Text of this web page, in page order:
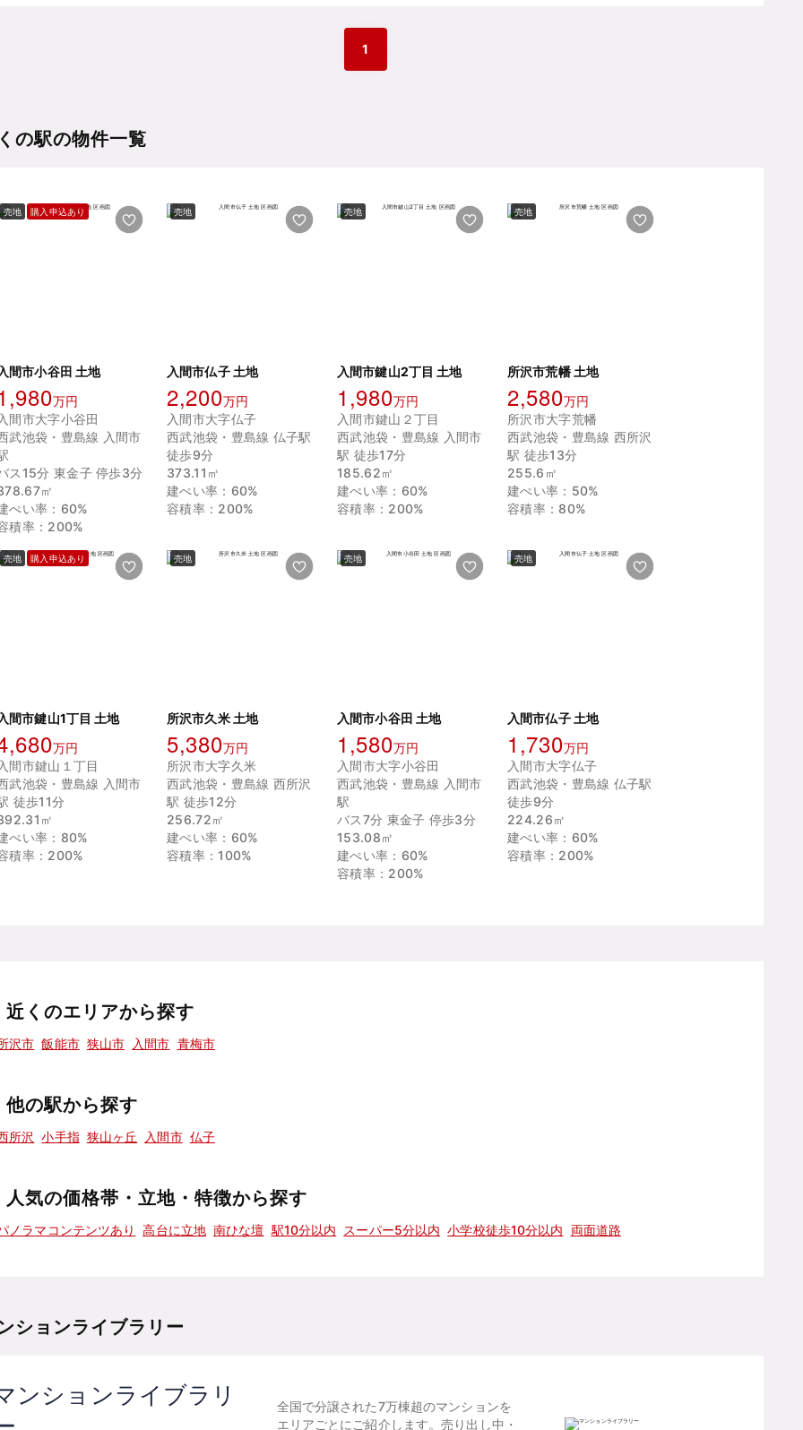
1
の駅の物件一覧
売地 購入申込あり
間市小谷田 土地
万円
間市大字小谷田
武池袋・豊島線 入間市
ス15分 東金子 停歩3分
㎡
ぺい率：60%
積率：200%
売地
入間市仏子 土地
2,200万円
入間市大字仏子
西武池袋・豊島線 仏子駅
徒歩9分
373.11㎡
建ぺい率：60%
容積率：200%
売地
入間市鍵山2丁目 土地
1,980万円
入間市鍵山２丁目
西武池袋・豊島線 入間市
駅 徒歩17分
185.62㎡
建ぺい率：60%
容積率：200%
売地
所沢市荒幡 土地
2,580万円
所沢市大字荒幡
西武池袋・豊島線 西所沢
駅 徒歩13分
255.6㎡
建ぺい率：50%
容積率：80%
売地 購入申込あり
間市鍵山1丁目 土地
万円
間市鍵山１丁目
武池袋・豊島線 入間市
徒歩11分
㎡
ぺい率：80%
積率：200%
売地
所沢市久米 土地
5,380万円
所沢市大字久米
西武池袋・豊島線 西所沢
駅 徒歩12分
256.72㎡
建ぺい率：60%
容積率：100%
売地
入間市小谷田 土地
1,580万円
入間市大字小谷田
西武池袋・豊島線 入間市
駅
バス7分 東金子 停歩3分
153.08㎡
建ぺい率：60%
容積率：200%
売地
入間市仏子 土地
1,730万円
入間市大字仏子
西武池袋・豊島線 仏子駅
徒歩9分
224.26㎡
建ぺい率：60%
容積率：200%
近くのエリアから探す
沢市 飯能市 狭山市 入間市 青梅市
他の駅から探す
所沢 小手指 狭山ヶ丘 入間市 仏子
人気の価格帯・立地・特徴から探す
ノラマコンテンツあり 高台に立地 南ひな壇 駅10分以内 スーパー5分以内 小学校徒歩10分以内 両面道路
ションライブラリー
ンションライブラリ
全国で分譲された7万棟超のマンションを
エリアごとにご紹介します。売り出し中・